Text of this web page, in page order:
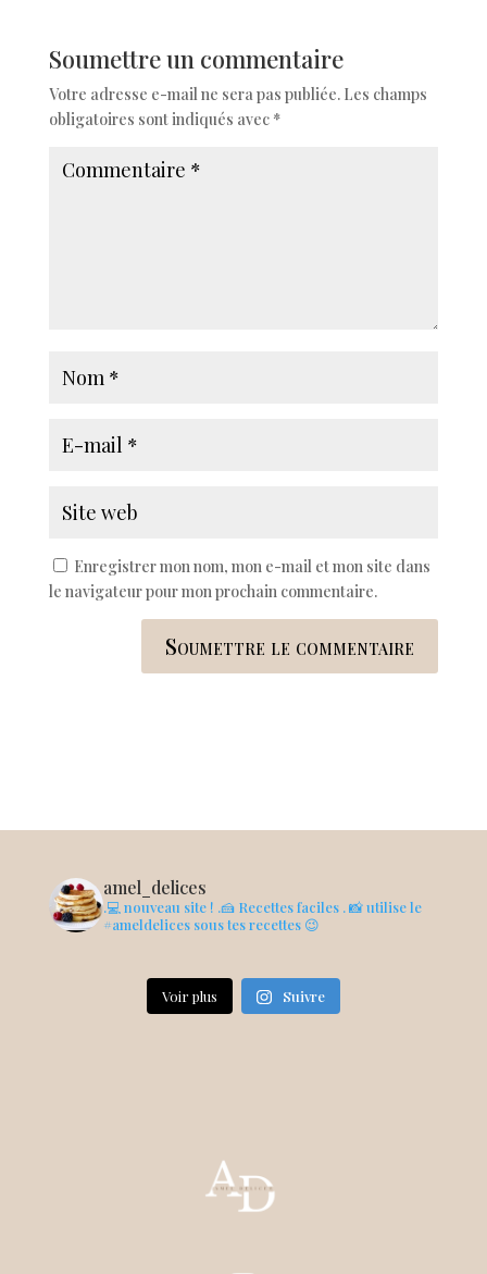
Soumettre un commentaire
Votre adresse e-mail ne sera pas publiée. Les champs
obligatoires sont indiqués avec *
Enregistrer mon nom, mon e-mail et mon site dans
le navigateur pour mon prochain commentaire.
Soumettre le commentaire
amel_delices
.💻 nouveau site ! .🍰 Recettes faciles . 📸 utilise le
#ameldelices sous tes recettes 😉
Voir plus Suivre